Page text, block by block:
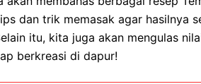
dan trik memasak agar hasilnya
itu, kita juga akan mengulas
berkreasi di dapur!